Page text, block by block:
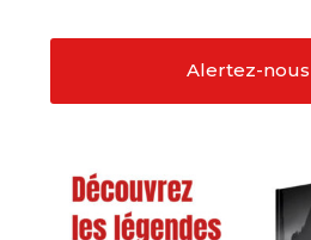
Alertez-nous